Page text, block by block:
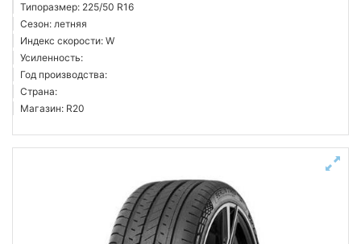
Типоразмер: 225/50 R16
Сезон: летняя
Индекс скорости: W
Усиленность:
Год производства:
Страна:
Магазин: R20